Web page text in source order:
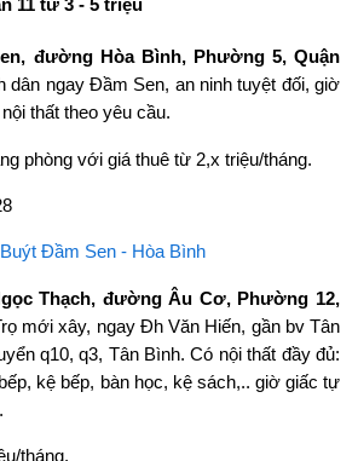
đường Hòa Bình, Phường 5, Quận
dân ngay Đầm Sen, an ninh tuyệt đối, giờ
thất theo yêu cầu.
phòng với giá thuê từ 2,x triệu/tháng.
Đầm Sen - Hòa Bình
Thạch, đường Âu Cơ, Phường 12,
mới xây, ngay Đh Văn Hiến, gần bv Tân
q10, q3, Tân Bình. Có nội thất đầy đủ:
kệ bếp, bàn học, kệ sách,.. giờ giấc tự
tháng.